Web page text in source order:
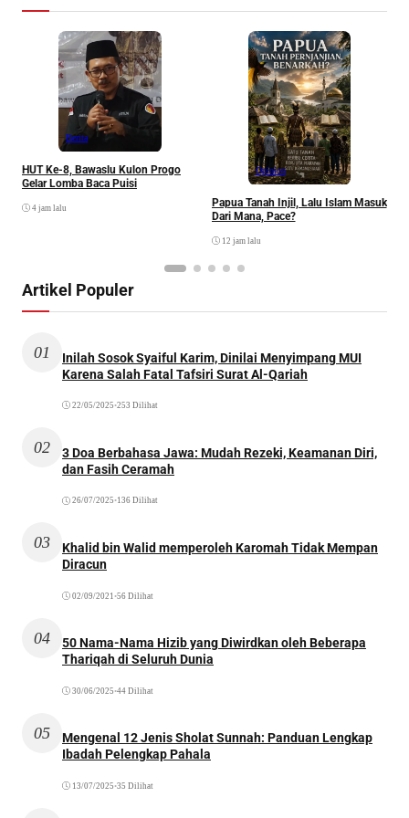
Berita
HUT Ke-8, Bawaslu Kulon Progo
Gelar Lomba Baca Puisi
4 jam lalu
Opinion
Papua Tanah Injil, Lalu Islam Masuk
Dari Mana, Pace?
12 jam lalu
Artikel Populer
01
Inilah Sosok Syaiful Karim, Dinilai Menyimpang MUI
Karena Salah Fatal Tafsiri Surat Al-Qariah
22/05/2025 •253 Dilihat
02
3 Doa Berbahasa Jawa: Mudah Rezeki, Keamanan Diri,
dan Fasih Ceramah
26/07/2025 •136 Dilihat
03
Khalid bin Walid memperoleh Karomah Tidak Mempan
Diracun
02/09/2021 •56 Dilihat
04
50 Nama-Nama Hizib yang Diwirdkan oleh Beberapa
Thariqah di Seluruh Dunia
30/06/2025 •44 Dilihat
05
Mengenal 12 Jenis Sholat Sunnah: Panduan Lengkap
Ibadah Pelengkap Pahala
13/07/2025 •35 Dilihat